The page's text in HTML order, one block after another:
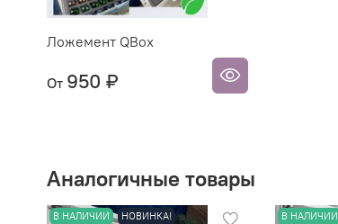
Ложемент QBox
От 950 ₽
Аналогичные товары
В НАЛИЧИИ НОВИНКА! В НАЛИЧИИ